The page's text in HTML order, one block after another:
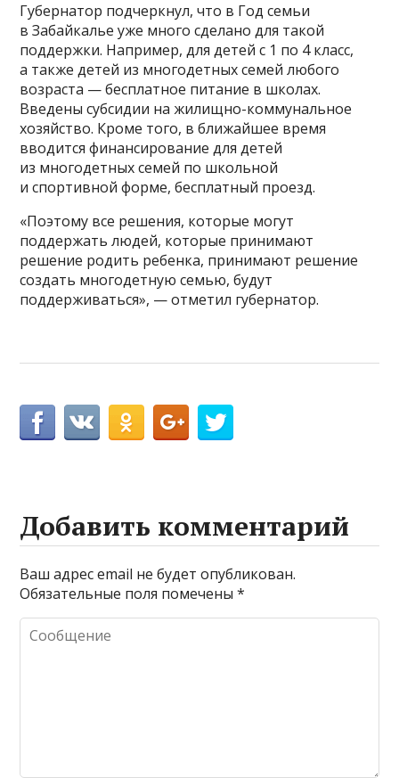
Губернатор подчеркнул, что в Год семьи
в Забайкалье уже много сделано для такой
поддержки. Например, для детей с 1 по 4 класс,
а также детей из многодетных семей любого
возраста — бесплатное питание в школах.
Введены субсидии на жилищно-коммунальное
хозяйство. Кроме того, в ближайшее время
вводится финансирование для детей
из многодетных семей по школьной
и спортивной форме, бесплатный проезд.
«Поэтому все решения, которые могут
поддержать людей, которые принимают
решение родить ребенка, принимают решение
создать многодетную семью, будут
поддерживаться», — отметил губернатор.
Добавить комментарий
Ваш адрес email не будет опубликован.
Обязательные поля помечены*